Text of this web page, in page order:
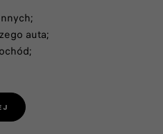
auta;